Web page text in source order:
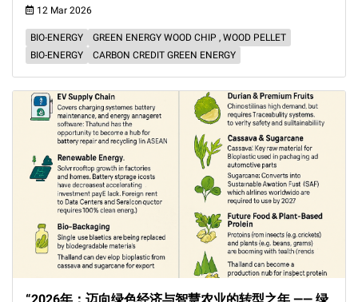
12 Mar 2026
BIO-ENERGY
GREEN ENERGY WOOD CHIP , WOOD PELLET
BIO-ENERGY
CARBON CREDIT GREEN ENERGY